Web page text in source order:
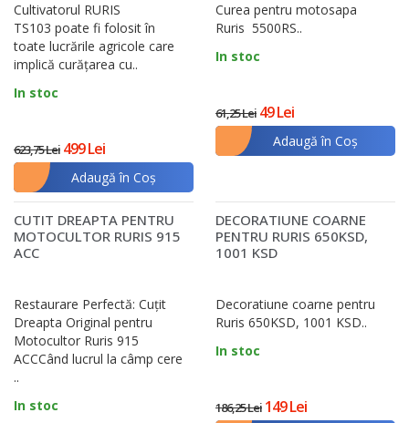
Cultivatorul RURIS
TS103 poate fi folosit în
toate lucrările agricole care
implică curăţarea cu..
In stoc
623,75 Lei 499 Lei
Adaugă în Coş
Curea pentru motosapa
Ruris 5500RS..
In stoc
61,25 Lei 49 Lei
Adaugă în Coş
CUTIT DREAPTA PENTRU
MOTOCULTOR RURIS 915
ACC
Restaurare Perfectă: Cuțit
Dreapta Original pentru
Motocultor Ruris 915
ACCCând lucrul la câmp cere
..
In stoc
DECORATIUNE COARNE
PENTRU RURIS 650KSD,
1001 KSD
Decoratiune coarne pentru
Ruris 650KSD, 1001 KSD..
In stoc
186,25 Lei 149 Lei